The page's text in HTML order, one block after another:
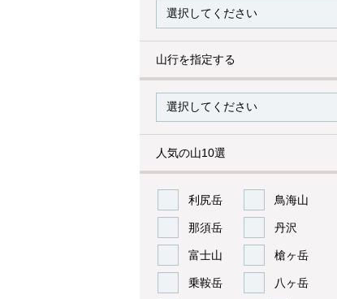
山行を指定する
人気の山10選
利尻岳 鳥海山
那須岳 丹沢
富士山 槍ヶ岳
乗鞍岳 八ヶ岳